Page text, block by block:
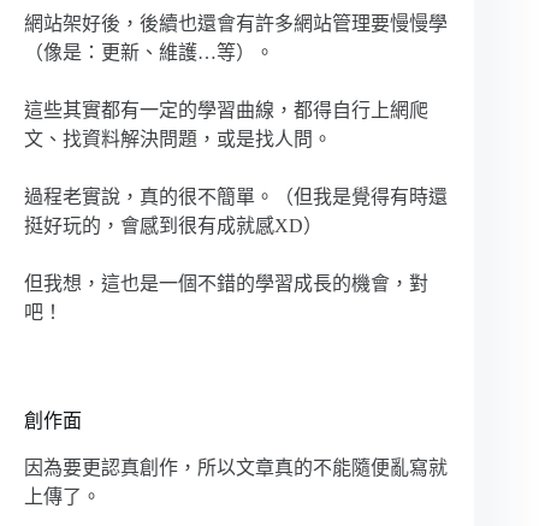
網站架好後，後續也還會有許多網站管理要慢慢學
（像是：更新、維護…等）。
這些其實都有一定的學習曲線，都得自行上網爬
文、找資料解決問題，或是找人問。
過程老實說，真的很不簡單。（但我是覺得有時還
挺好玩的，會感到很有成就感XD）
但我想，這也是一個不錯的學習成長的機會，對
吧！
創作面
因為要更認真創作，所以文章真的不能隨便亂寫就
上傳了。